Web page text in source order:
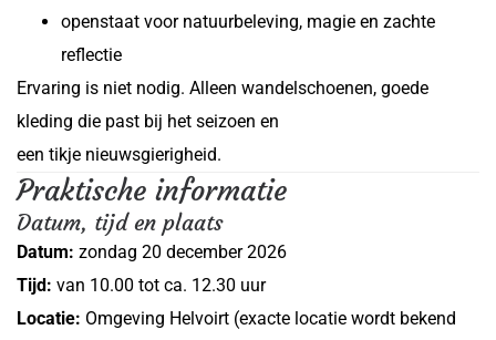
openstaat voor natuurbeleving, magie en zachte
reflectie
Ervaring is niet nodig. Alleen wandelschoenen, goede
kleding die past bij het seizoen en
een tikje nieuwsgierigheid.
Praktische informatie
Datum, tijd en plaats
Datum: zondag 20 december 2026
Tijd: van 10.00 tot ca. 12.30 uur
Locatie: Omgeving Helvoirt (exacte locatie wordt bekend